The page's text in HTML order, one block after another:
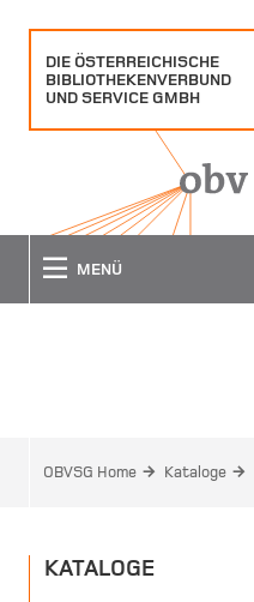
DIE ÖSTERREICHISCHE
BIBLIOTHEKENVERBUND
UND SERVICE GMBH
MENÜ
OBVSG Home Kataloge
KATALOGE